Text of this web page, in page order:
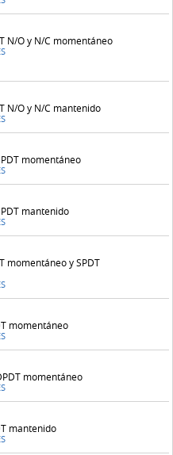
N/O y N/C momentáneo
N/O y N/C mantenido
momentáneo
mantenido
momentáneo y SPDT
momentáneo
momentáneo
mantenido